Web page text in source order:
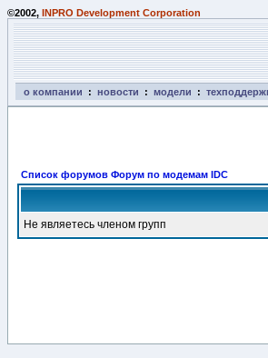
©2002, INPRO Development Corporation
о компании : новости : модели :
Список форумов Форум по модемам IDC
Не являетесь членом групп